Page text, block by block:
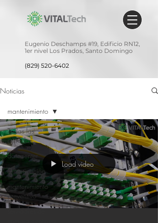
Eugenio Deschamps #19, Edificio RN12,
1er nivel Los Prados, Santo Domingo
(829) 520-6402
Noticias
Todas las
entradas
datacenter
climatización
mantenimiento
preventivo
servidores de
mantenimiento
Load video